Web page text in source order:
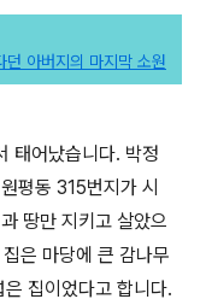
아버지의 마지막 소원
태어났습니다. 박정
평동 315번지가 시
땅만 지키고 살았으
은 마당에 큰 감나무
집이었다고 합니다.